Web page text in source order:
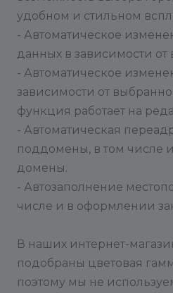
удобном и стильном
- Автоматическое
данных в зависимости от
- Автоматическое
зависимости от
функция работает на
- Автоматическая
поддомены, в том числе
домены.
- Автозаполнение
числе и в оформлении
В наших интернет-
подобраны цветовая
поэтому мы не